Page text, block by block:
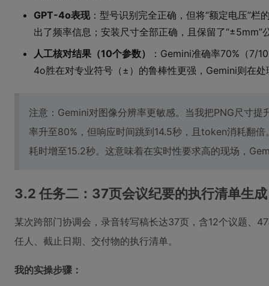
GPT-4o表现：型号识别完全正确，但将“额定电压”栏
出了频率信息；安装尺寸全部正确，且保留了“±5mm”
人工核对结果（10个参数）
：Gemini准确率70%（7/
4o胜在对专业符号（±）的鲁棒性更强，Gemini则在
注意：Gemini对图像分辨率更敏感。当我把PNG尺寸
率升至80%，但响应时间跳到14.5秒，且token消耗翻
耗时增至15.2秒。这意味着在实时性要求高的现场，
3.2 任务二：37页会议纪要的执行清单生
某次跨部门协调会，录音转写稿长达37页，含12个议题、
任人、截止日期、交付物的执行清单。
我的实操步骤：